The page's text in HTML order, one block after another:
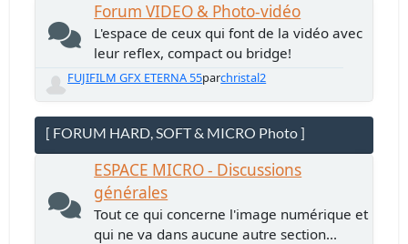
Forum VIDEO & Photo-vidéo
L'espace de ceux qui font de la vidéo avec
leur reflex, compact ou bridge!
FUJIFILM GFX ETERNA 55parchristal2
[ FORUM HARD, SOFT & MICRO Photo ]
ESPACE MICRO - Discussions
générales
Tout ce qui concerne l'image numérique et
qui ne va dans aucune autre section...